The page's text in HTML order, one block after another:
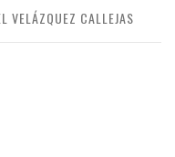
VELÁZQUEZ CALLEJAS